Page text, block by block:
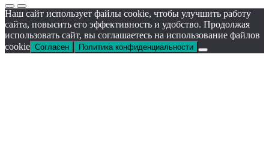
Наш сайт использует файлы cookie, чтобы улучшить работу
сайта, повысить его эффективность и удобство. Продолжая
использовать сайт, вы соглашаетесь на использование файлов
cookie Согласен Политика конфиденциальности